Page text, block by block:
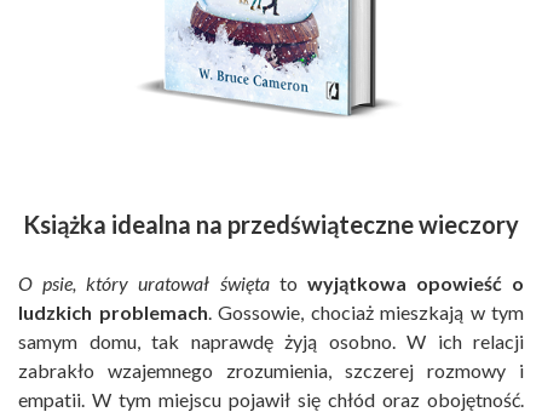
Książka idealna na przedświąteczne wieczory
O psie, który uratował świętato wyjątkowa opowieść o
ludzkich problemach . Gossowie, chociaż mieszkają w tym
samym domu, tak naprawdę żyją osobno. W ich relacji
zabrakło wzajemnego zrozumienia, szczerej rozmowy i
empatii. W tym miejscu pojawił się chłód oraz obojętność.